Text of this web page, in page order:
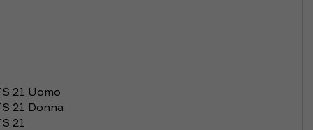
21 Uomo
21 Donna
21